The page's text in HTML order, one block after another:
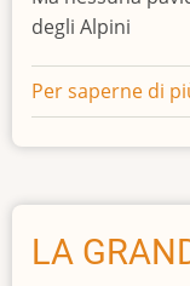
degli Alpini
Per saperne di
LA